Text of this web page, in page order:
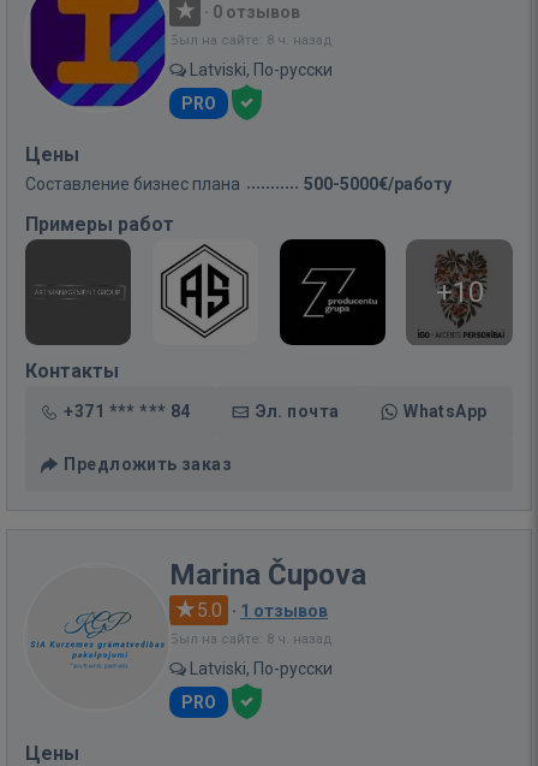
· 0 отзывов
Был на сайте: 8 ч. назад
Latviski, По-русски
PRO
Цены
Составление бизнес плана 500-5000€/работу
Примеры работ
+10
Контакты
+371 *** *** 84 Эл. почта WhatsApp
Предложить заказ
Marina Čupova
5.0 · 1 отзывов
Был на сайте: 8 ч. назад
Latviski, По-русски
PRO
Цены